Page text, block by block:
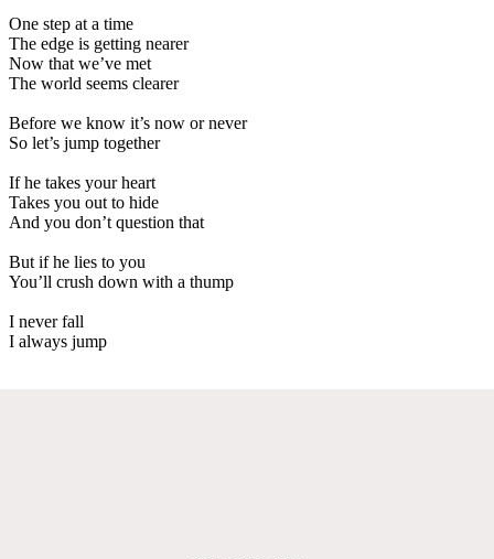
One step at a time
The edge is getting nearer
Now that we’ve met
The world seems clearer
Before we know it’s now or never
So let’s jump together
If he takes your heart
Takes you out to hide
And you don’t question that
But if he lies to you
You’ll crush down with a thump
I never fall
I always jump